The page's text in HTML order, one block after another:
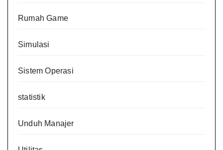
Rumah Game
Simulasi
Sistem Operasi
statistik
Unduh Manajer